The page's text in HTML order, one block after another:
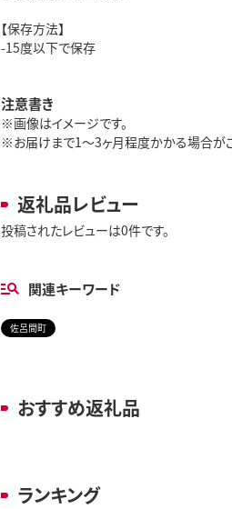
【保存方法】
-15度以下で保存
注意書き
※画像はイメージです。
※お届けまで1～3ヶ月程度かかる場合がご
返礼品レビュー
投稿されたレビューは0件です。
関連キーワード
佐呂間町
おすすめ返礼品
ランキング